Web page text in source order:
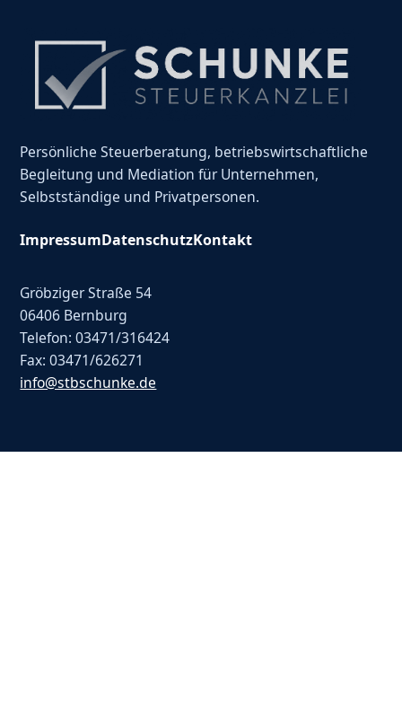
Persönliche Steuerberatung, betriebswirtschaftliche
Begleitung und Mediation für Unternehmen,
Selbstständige und Privatpersonen.
ImpressumDatenschutzKontakt
Gröbziger Straße 54
06406 Bernburg
Telefon: 03471/316424
Fax: 03471/626271
info@stbschunke.de